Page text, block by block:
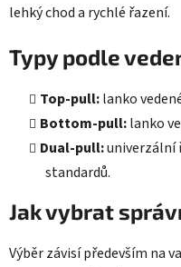
lehký chod a rychlé řazení.
Typy podle
Top-pull:lanko
Bottom-pull:lanko
Dual-pull:univerzální
standardů.
Jak vybrat
Výběr závisí především na